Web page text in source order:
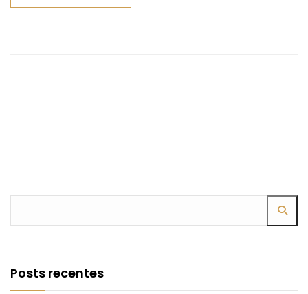
Posts recentes